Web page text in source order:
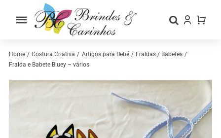
Toggle
Home
Categorias
Home Costura Criativa Artigos para Bebé
Fraldas / Babetes
Fralda e Babete Bluey – vários